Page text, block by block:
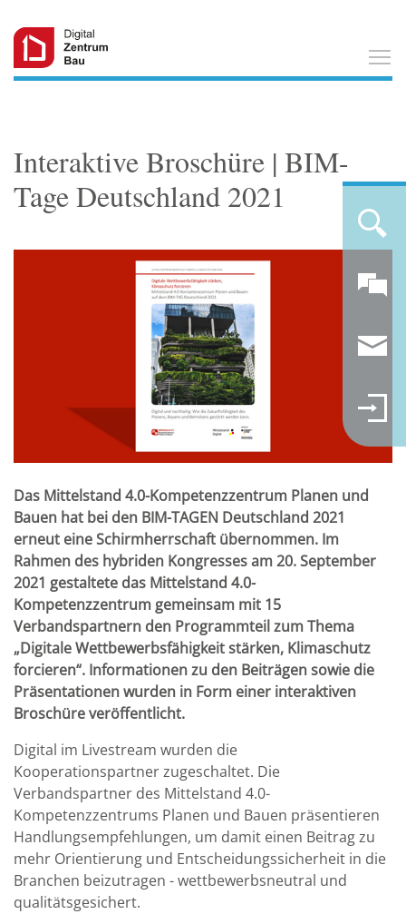
Interaktive Broschüre | BIM-
Tage Deutschland 2021
Das Mittelstand 4.0-Kompetenzzentrum Planen und
Bauen hat bei den BIM-TAGEN Deutschland 2021
erneut eine Schirmherrschaft übernommen. Im
Rahmen des hybriden Kongresses am 20. September
2021 gestaltete das Mittelstand 4.0-
Kompetenzzentrum gemeinsam mit 15
Verbandspartnern den Programmteil zum Thema
„Digitale Wettbewerbsfähigkeit stärken, Klimaschutz
forcieren“. Informationen zu den Beiträgen sowie die
Präsentationen wurden in Form einer interaktiven
Broschüre veröffentlicht.
Digital im Livestream wurden die
Kooperationspartner zugeschaltet. Die
Verbandspartner des Mittelstand 4.0-
Kompetenzzentrums Planen und Bauen präsentieren
Handlungsempfehlungen, um damit einen Beitrag zu
mehr Orientierung und Entscheidungssicherheit in die
Branchen beizutragen - wettbewerbsneutral und
qualitätsgesichert.